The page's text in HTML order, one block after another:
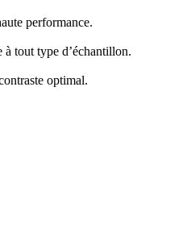
performance.
à tout type d’échantillon.
optimal.